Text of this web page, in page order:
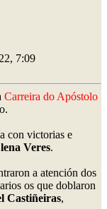
7:09
Carreira do Apóstolo
con victorias e
Veres.
a atención dos
os que doblaron
Castiñeiras,